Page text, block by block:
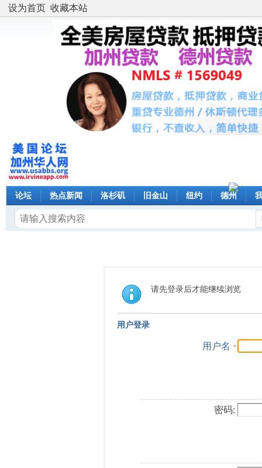
设为首页 收藏本站
论坛 热点新闻 洛杉矶 旧金山 纽约 德州
请先登录后才能继续浏览
用户登录
用户名
密码: